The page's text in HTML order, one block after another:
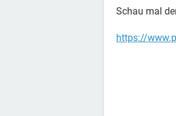
Schau mal
https://